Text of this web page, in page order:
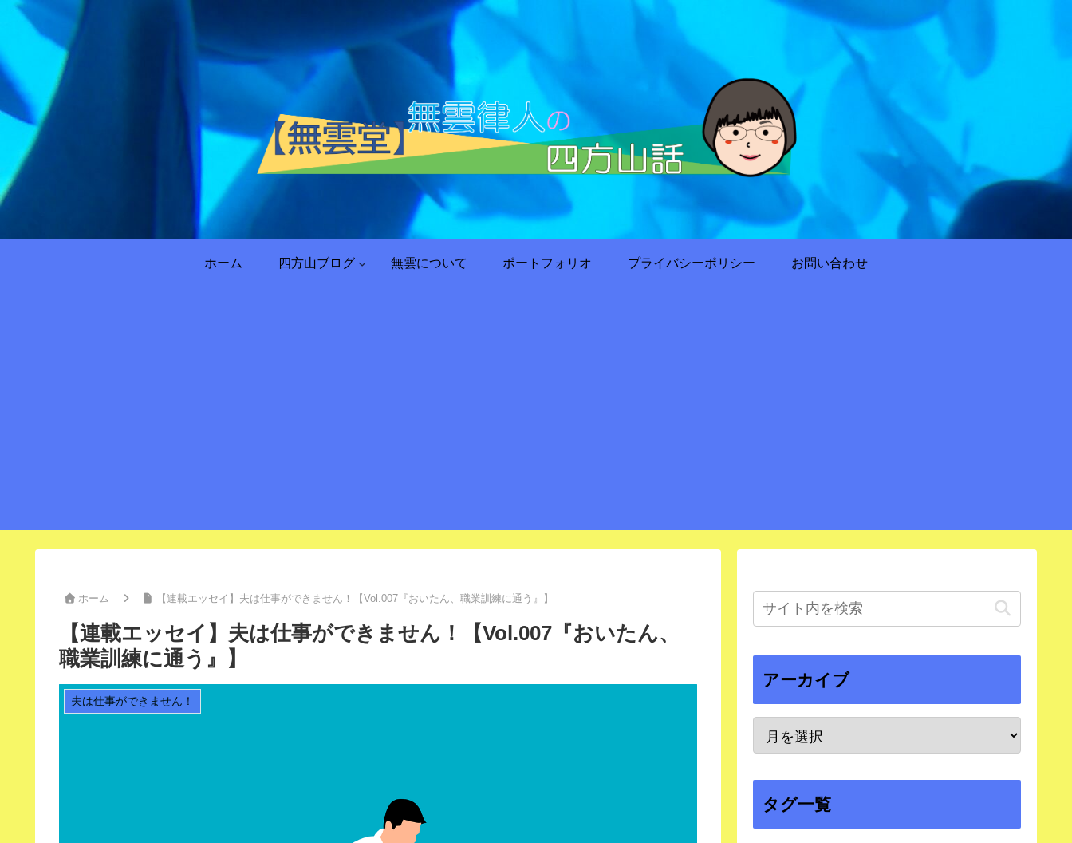
ホーム 四方山ブログ 無雲について ポートフォリオ プライバシーポリシー お問い合わせ
ホーム 【連載エッセイ】夫は仕事ができません！【Vol.007『おいたん、職業訓練に通う』】
【連載エッセイ】夫は仕事ができません！【Vol.007『おいたん、
職業訓練に通う』】
夫は仕事ができません！
アーカイブ
タグ一覧